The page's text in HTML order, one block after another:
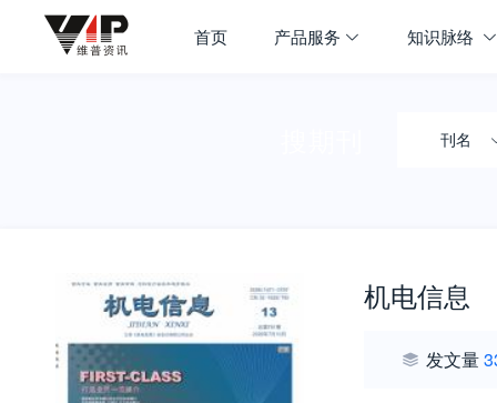
首页 产品服务 知识脉络
刊名
机电信息
发文量